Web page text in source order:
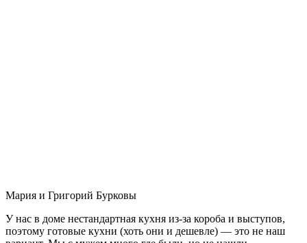
Мария и Григорий Бурковы
У нас в доме нестандартная кухня из-за короба и выступов,
поэтому готовые кухни (хоть они и дешевле) — это не наш